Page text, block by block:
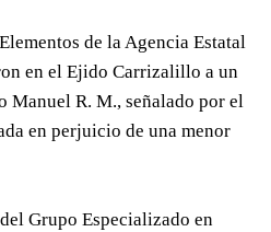
de la Agencia Estatal
en el Ejido Carrizalillo a un
Manuel R. M., señalado por el
en perjuicio de una menor
Grupo Especializado en